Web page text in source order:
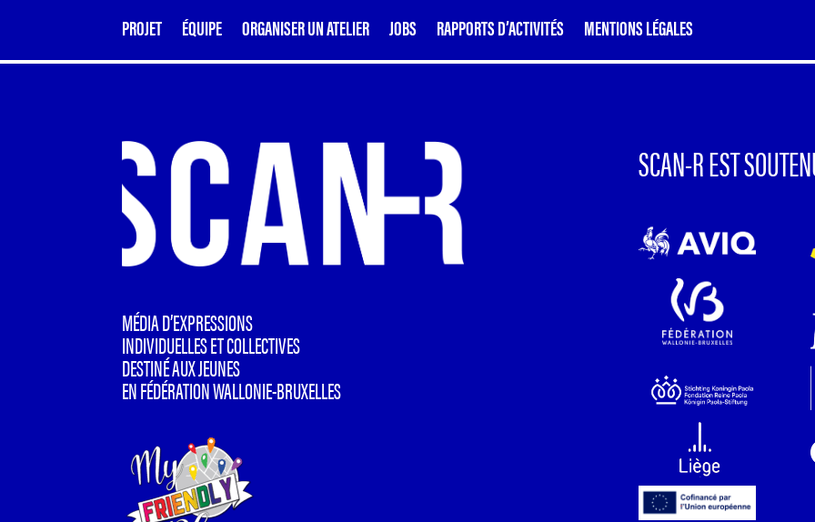
PROJET ÉQUIPE ORGANISER UN ATELIER JOBS RAPPORTS D’ACTIVITÉS MENTIONS LÉGALES
MÉDIA D’EXPRESSIONS
INDIVIDUELLES ET COLLECTIVES
DESTINÉ AUX JEUNES
EN FÉDÉRATION WALLONIE-BRUXELLES
SCAN-R EST